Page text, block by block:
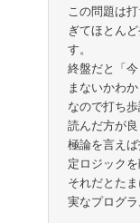
この問題は
ぎてほとん
す。
終盤だと「
まないかわ
なので打ち
読んだ方が良
極論を言え
定ロジック
それだとた
実なプログ